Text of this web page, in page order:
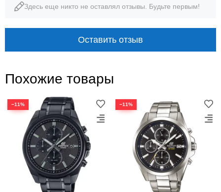
Здесь еще никто не оставлял отзывы. Будьте первым!
Оставить отзыв
Похожие товары
−11% −11%